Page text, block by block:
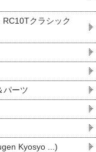
RC10Tクラシック
パーツ
Kyosyo ...)